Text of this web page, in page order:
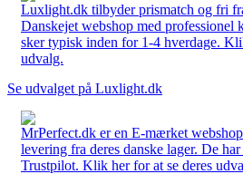
Luxlight.dk tilbyder prismatch og fri
Danskejet webshop med professionel
sker typisk inden for 1-4 hverdage.
udvalg.
Se udvalget på Luxlight.dk
MrPerfect.dk er en E-mærket
levering fra deres danske lager. De
Trustpilot. Klik her for at se deres